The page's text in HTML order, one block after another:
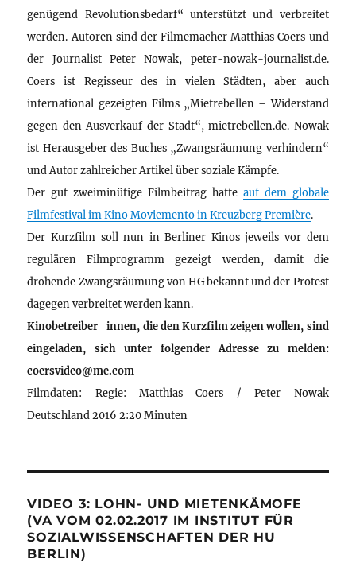
genügend Revolutionsbedarf“ unterstützt und verbreitet
werden. Autoren sind der Filmemacher Matthias Coers und
der Journalist Peter Nowak, peter-nowak-journalist.de.
Coers ist Regisseur des in vielen Städten, aber auch
international gezeigten Films „Mietrebellen – Widerstand
gegen den Ausverkauf der Stadt“, mietrebellen.de. Nowak
ist Herausgeber des Buches „Zwangsräumung verhindern“
und Autor zahlreicher Artikel über soziale Kämpfe.
Der gut zweiminütige Filmbeitrag hatte auf dem globale
Filmfestival im Kino Moviemento in Kreuzberg Première.
Der Kurzfilm soll nun in Berliner Kinos jeweils vor dem
regulären Filmprogramm gezeigt werden, damit die
drohende Zwangsräumung von HG bekannt und der Protest
dagegen verbreitet werden kann.
Kinobetreiber_innen, die den Kurzfilm zeigen wollen, sind
eingeladen, sich unter folgender Adresse zu melden:
coersvideo@me.com
Filmdaten: Regie: Matthias Coers / Peter Nowak
Deutschland 2016 2:20 Minuten
VIDEO 3: LOHN- UND MIETENKÄMOFE
(VA VOM 02.02.2017 IM INSTITUT FÜR
SOZIALWISSENSCHAFTEN DER HU
BERLIN)